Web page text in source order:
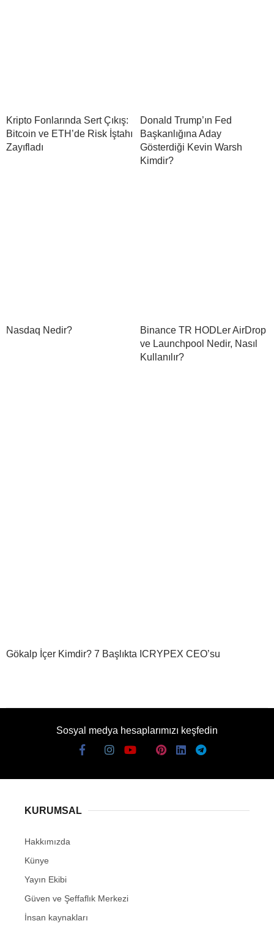
Kripto Fonlarında Sert Çıkış:
Bitcoin ve ETH’de Risk İştahı
Zayıfladı
Donald Trump’ın Fed
Başkanlığına Aday
Gösterdiği Kevin Warsh
Kimdir?
Nasdaq Nedir?
Binance TR HODLer AirDrop
ve Launchpool Nedir, Nasıl
Kullanılır?
Gökalp İçer Kimdir? 7 Başlıkta ICRYPEX CEO’su
Sosyal medya hesaplarımızı keşfedin
KURUMSAL
Hakkımızda
Künye
Yayın Ekibi
Güven ve Şeffaflık Merkezi
İnsan kaynakları